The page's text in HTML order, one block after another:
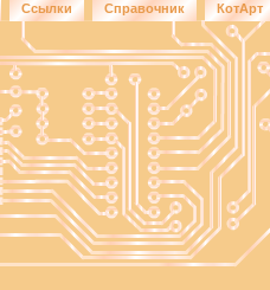
Ссылки Справочник КотАрт